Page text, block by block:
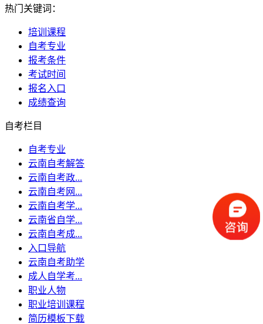
热门关键词：
培训课程
自考专业
报考条件
考试时间
报名入口
成绩查询
自考栏目
自考专业
云南自考解答
云南自考政...
云南自考网...
云南自考学...
云南省自学...
云南自考成...
入口导航
云南自考助学
成人自学考...
职业人物
职业培训课程
简历模板下载